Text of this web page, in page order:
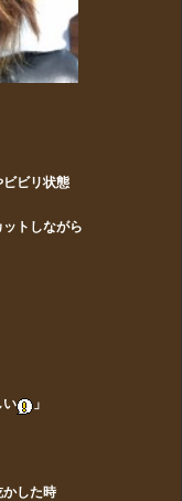
ビリ状態
トしながら
い 」
かした時